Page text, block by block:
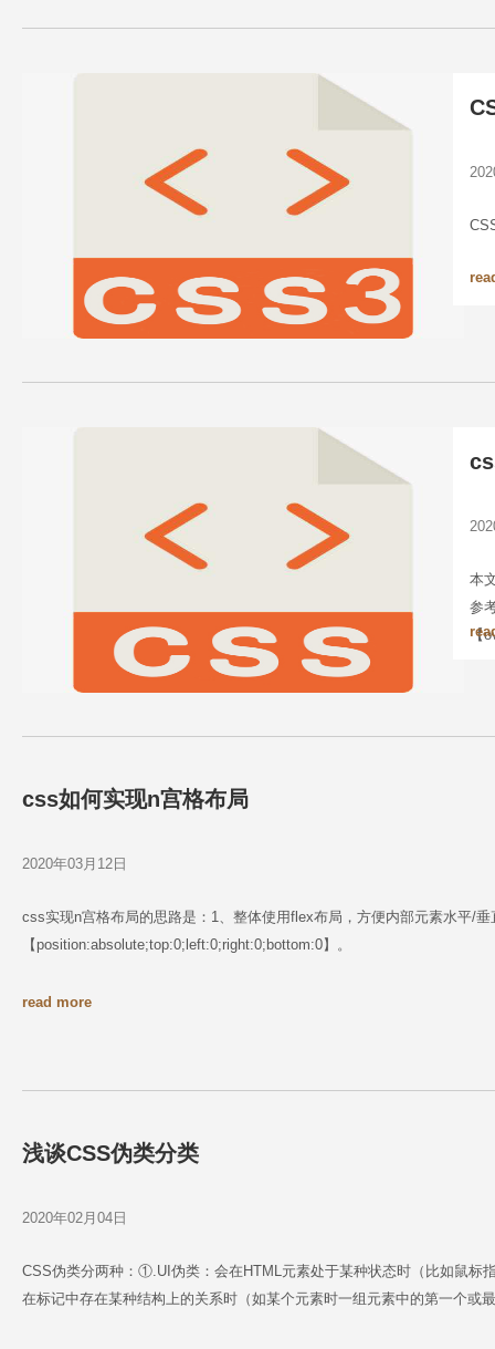
本
参
【
css如何实现n宫格布局
2020年03月12日
css实现n宫格布局的思路是：1、整体使用flex布局，方便内部元素水平/
【position:absolute;top:0;left:0;right:0;bottom:0】。
read more
浅谈CSS伪类分类
2020年02月04日
CSS伪类分两种：①.UI伪类：会在HTML元素处于某种状态时（比如鼠
在标记中存在某种结构上的关系时（如某个元素时一组元素中的第一个或